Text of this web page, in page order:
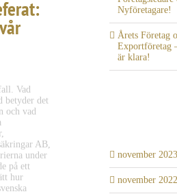
Vad
betyder det
och vad
AB,
under
på ett
hur
Nyföretagare!
Årets Företag
Exportföretag
är klara!
november 2023
november 2022